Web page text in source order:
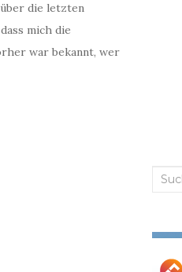
die letzten
mich die
war bekannt, wer